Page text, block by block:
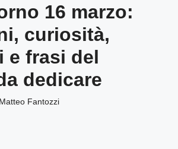
16 marzo:
curiosità,
e frasi del
dedicare
Matteo Fantozzi